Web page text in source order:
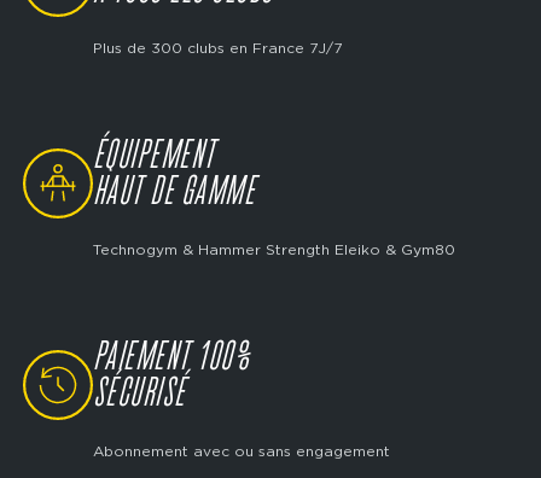
Plus de 300 clubs en France 7J/7
SVG
ÉQUIPEMENT
HAUT DE GAMME
Technogym & Hammer Strength Eleiko & Gym80
SVG
PAIEMENT 100%
SÉCURISÉ
Abonnement avec ou sans engagement